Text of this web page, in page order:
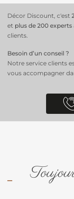
Décor Discount, c'est
et plus de 200 experts
clients.
Besoin d’un conseil ?
Notre service clients
vous accompagner